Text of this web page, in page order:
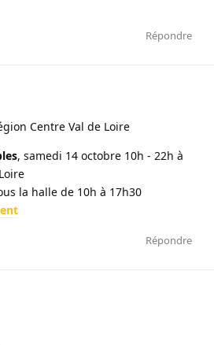
Répondre
Centre Val de Loire
, samedi 14 octobre 10h - 22h à
la halle de 10h à 17h30
Répondre